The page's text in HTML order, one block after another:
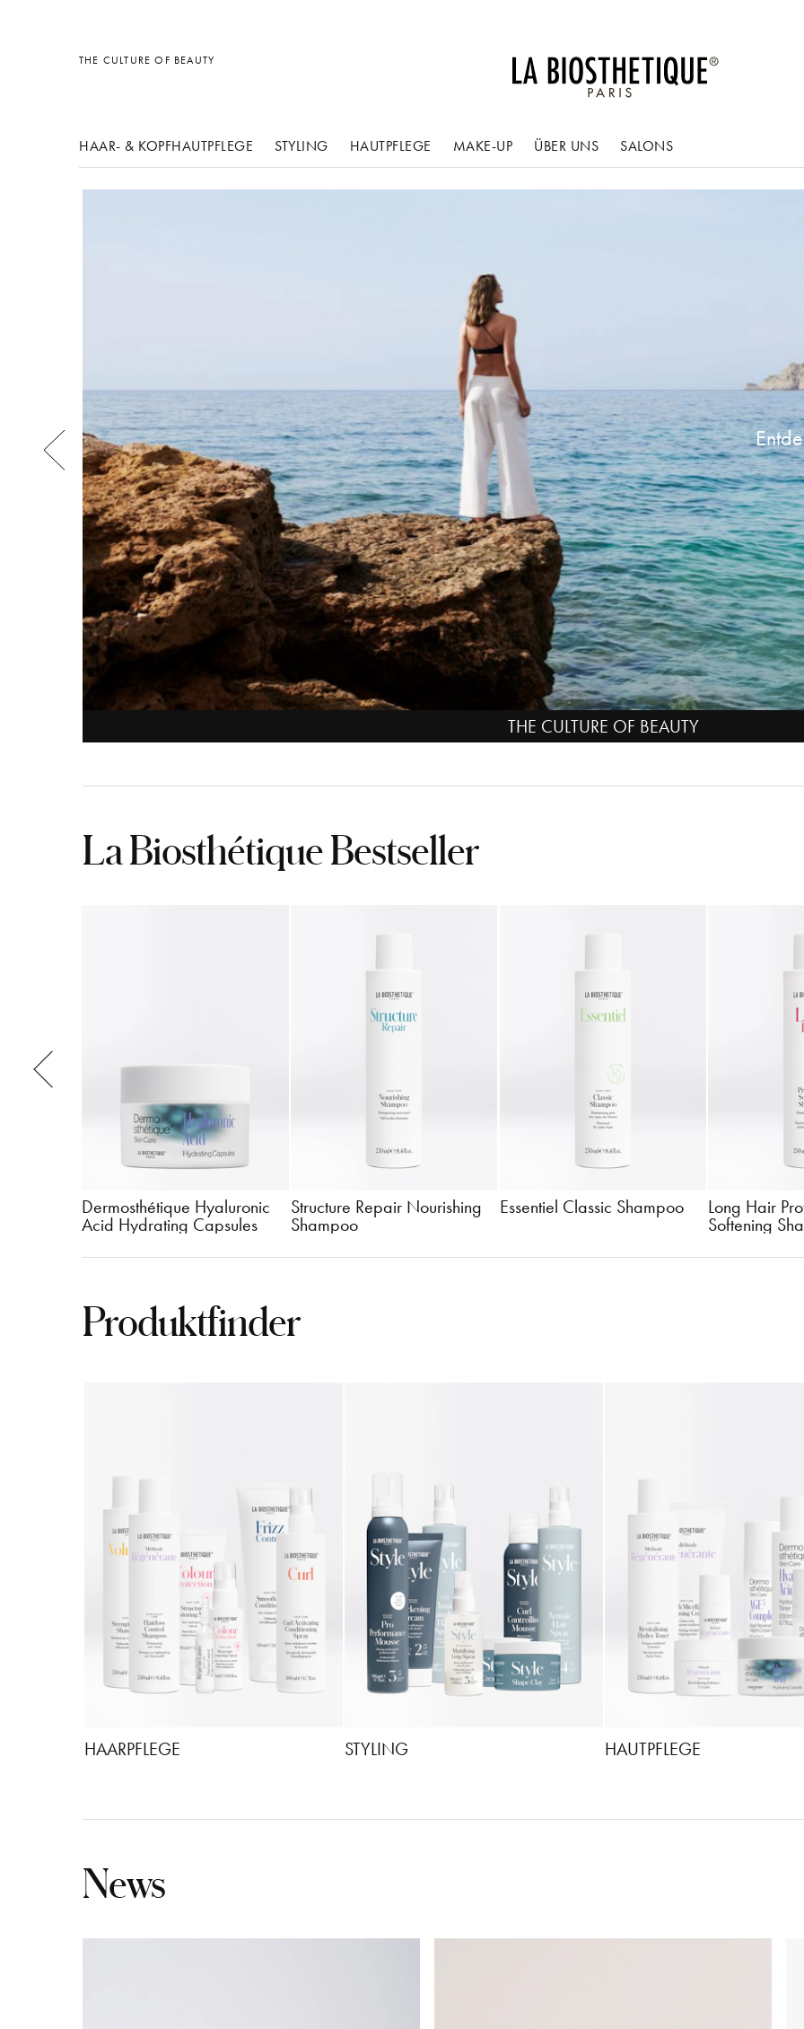
THE CULTURE OF BEAUTY
HAAR- & KOPFHAUTPFLEGE STYLING
Sonstiges
HAUTPFLEGE MAKE-UP ÜBER UNS SALONS
THE CULTURE OF BEAUTY
La Biosthétique Bestseller
Dermosthétique Hyaluronic
Acid Hydrating Capsules
Structure Repair Nourishing
Shampoo
Essentiel Classic Shampoo
Long Hair
Softening
Produktfinder
HAARPFLEGE STYLING HAUTPFLEGE
News